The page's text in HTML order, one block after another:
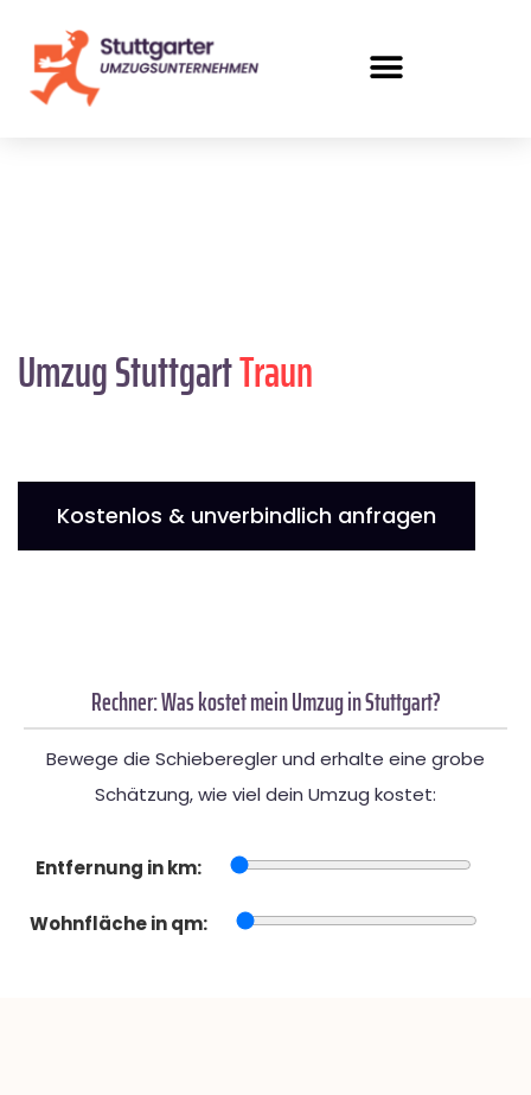
Umzug StuttgartTraun
Kostenlos & unverbindlich anfragen
Rechner: Was kostet mein Umzug in Stuttgart?
Bewege die Schieberegler und erhalte eine grobe
Schätzung, wie viel dein Umzug kostet:
Entfernung in km:
Wohnfläche in qm: